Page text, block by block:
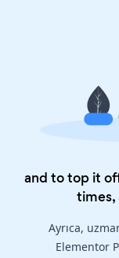
and to top it
times,
Ayrıca,
Elementor